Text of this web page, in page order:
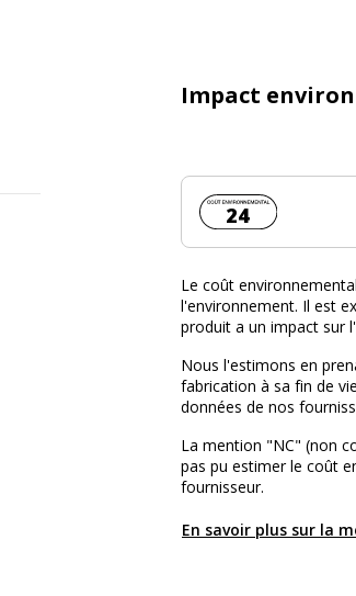
Impact
Coût24
Le coût
l'environnement. Il est
produit a un impact sur
Nous l'estimons en
fabrication à sa fin de
données de nos
La mention "NC" (non
pas pu estimer le coût
fournisseur.
En savoir plus sur la